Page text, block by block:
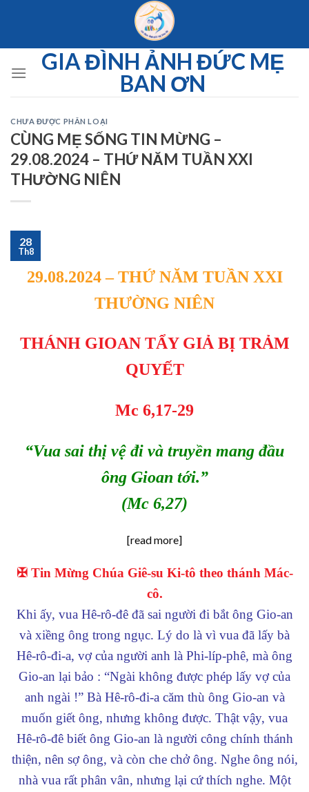
GIA ĐÌNH ẢNH ĐỨC MẸ
BAN ƠN
CHƯA ĐƯỢC PHÂN LOẠI
CÙNG MẸ SỐNG TIN MỪNG –
29.08.2024 – THỨ NĂM TUẦN XXI
THƯỜNG NIÊN
28
Th8
29.08.2024 – THỨ NĂM TUẦN XXI
THƯỜNG NIÊN
THÁNH GIOAN TẨY GIẢ BỊ TRẢM
QUYẾT
Mc 6,17-29
“Vua sai thị vệ đi và truyền mang đầu
ông Gioan tới.”
(Mc 6,27)
[read more]
✠ Tin Mừng Chúa Giê-su Ki-tô theo thánh Mác-
cô.
Khi ấy, vua Hê-rô-đê đã sai người đi bắt ông Gio-an
và xiềng ông trong ngục. Lý do là vì vua đã lấy bà
Hê-rô-đi-a, vợ của người anh là Phi-líp-phê, mà ông
Gio-an lại bảo : “Ngài không được phép lấy vợ của
anh ngài !” Bà Hê-rô-đi-a căm thù ông Gio-an và
muốn giết ông, nhưng không được. Thật vậy, vua
Hê-rô-đê biết ông Gio-an là người công chính thánh
thiện, nên sợ ông, và còn che chở ông. Nghe ông nói,
nhà vua rất phân vân, nhưng lại cứ thích nghe. Một